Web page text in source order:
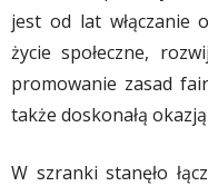
jest od lat włączanie
życie społeczne,
promowanie zasad
także doskonałą
​W szranki stanęło